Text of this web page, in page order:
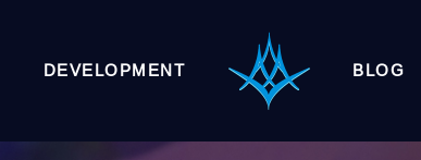
DEVELOPMENT BLOG